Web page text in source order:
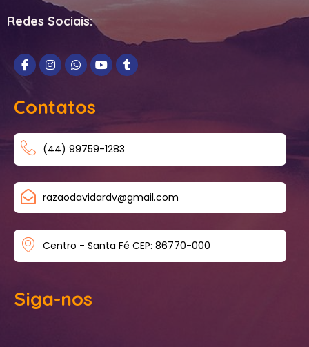
Redes Sociais:
Contatos
(44) 99759-1283
razaodavidardv@gmail.com
Centro - Santa Fé CEP: 86770-000
Siga-nos